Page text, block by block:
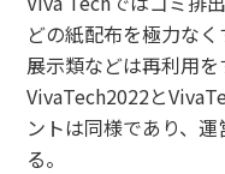
どの紙配布を極力な
展示類などは再利用を
VivaTech2022と
ントは同様であり、
る。